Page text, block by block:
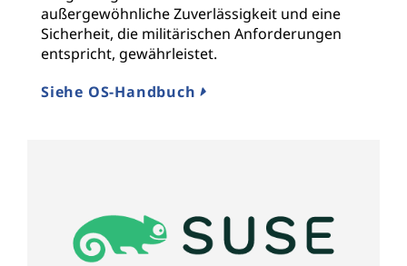
außergewöhnliche Zuverlässigkeit und eine
Sicherheit, die militärischen Anforderungen
entspricht, gewährleistet.
Siehe OS-Handbuch